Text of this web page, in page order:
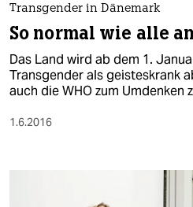
Transgender in Dänemark
So normal wie alle
Das Land wird ab dem 1.
Transgender als geisteskrank
auch die WHO zum Umdenken
1.6.2016